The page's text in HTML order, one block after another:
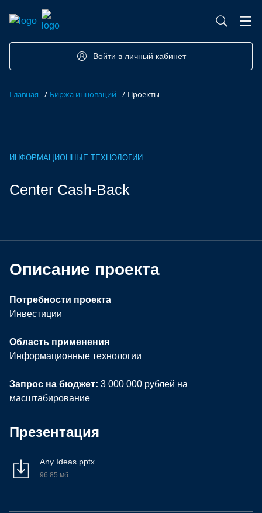
Войти в личный кабинет
Главная / Биржа инноваций / Проекты
ИНФОРМАЦИОННЫЕ ТЕХНОЛОГИИ
Center Cash-Back
Описание проекта
Потребности проекта
Инвестиции
Область применения
Информационные технологии
Запрос на бюджет: 3 000 000 рублей на
масштабирование
Презентация
Any Ideas.pptx
96.85 мб